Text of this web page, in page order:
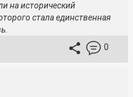
на исторический
стала единственная
0